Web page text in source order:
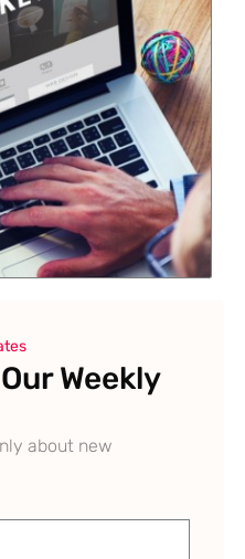
Weekly
about new